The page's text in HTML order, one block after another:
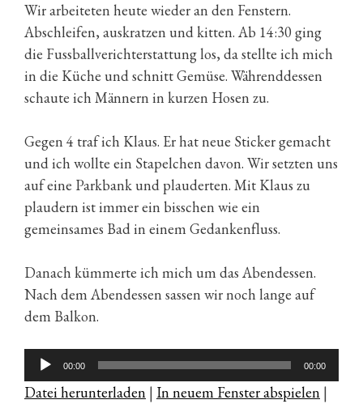
Wir arbeiteten heute wieder an den Fenstern.
Abschleifen, auskratzen und kitten. Ab 14:30 ging
die Fussballverichterstattung los, da stellte ich mich
in die Küche und schnitt Gemüse. Währenddessen
schaute ich Männern in kurzen Hosen zu.
Gegen 4 traf ich Klaus. Er hat neue Sticker gemacht
und ich wollte ein Stapelchen davon. Wir setzten uns
auf eine Parkbank und plauderten. Mit Klaus zu
plaudern ist immer ein bisschen wie ein
gemeinsames Bad in einem Gedankenfluss.
Danach kümmerte ich mich um das Abendessen.
Nach dem Abendessen sassen wir noch lange auf
dem Balkon.
Audio-
Player
00:00 00:00
Datei herunterladen | In neuem Fenster abspielen |